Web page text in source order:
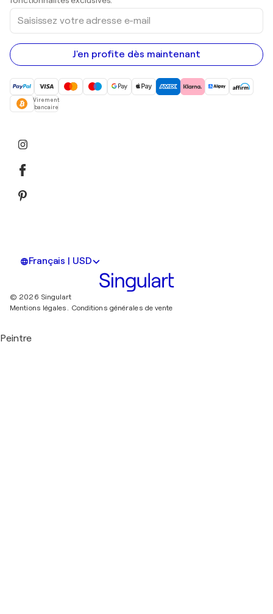
Saisissez
votre
adresse
e-
mail
J'en profite dès maintenant
Virement
bancaire
Français | USD
© 2026 Singulart
Mentions légales. Conditions générales de vente
Peintre